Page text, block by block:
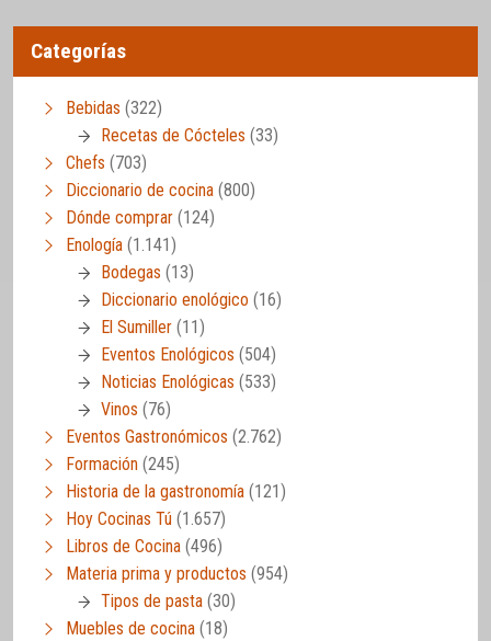
Categorías
Bebidas (322)
Recetas de Cócteles (33)
Chefs (703)
Diccionario de cocina (800)
Dónde comprar (124)
Enología (1.141)
Bodegas (13)
Diccionario enológico (16)
El Sumiller (11)
Eventos Enológicos (504)
Noticias Enológicas (533)
Vinos (76)
Eventos Gastronómicos (2.762)
Formación (245)
Historia de la gastronomía (121)
Hoy Cocinas Tú (1.657)
Libros de Cocina (496)
Materia prima y productos (954)
Tipos de pasta (30)
Muebles de cocina (18)